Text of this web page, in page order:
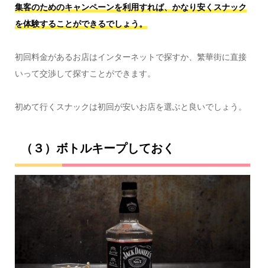
集客のためのキャンペーンを利用すれば、かなり安くスナック
を体験することができるでしょう。
初回料金があるお店はインターネットで探すか、繁華街に直接
いって交渉して探すことができます。
初めて行くスナックは初回が安いお店を選ぶと良いでしょう。
（３）ボトルキープしておく